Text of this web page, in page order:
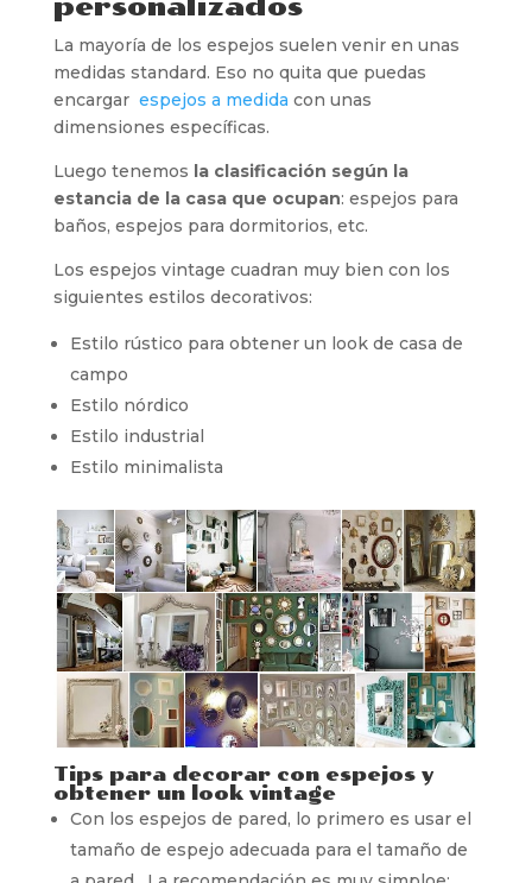
La mayoría de los espejos suelen venir en unas
medidas standard. Eso no quita que puedas
encargar espejos a medida con unas
dimensiones específicas.
Luego tenemos la clasificación según la
estancia de la casa que ocupan: espejos para
baños, espejos para dormitorios, etc.
Los espejos vintage cuadran muy bien con los
siguientes estilos decorativos:
Estilo rústico para obtener un look de casa de
campo
Estilo nórdico
Estilo industrial
Estilo minimalista
Tips para decorar con espejos y
obtener un look vintage
Con los espejos de pared, lo primero es usar el
tamaño de espejo adecuada para el tamaño de